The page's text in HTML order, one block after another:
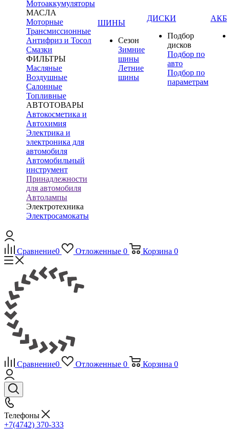
Мотоаккумуляторы
МАСЛА
Моторные
Трансмиссионные
Антифриз и Тосол
Смазки
ФИЛЬТРЫ
Масляные
Воздушные
Салонные
Топливные
АВТОТОВАРЫ
Автокосметика и
Автохимия
Электрика и
электроника для
автомобиля
Автомобильный
инструмент
Принадлежности
для автомобиля
Автолампы
Электротехника
Электросамокаты
ШИНЫ
Сезон
Зимние
шины
Летние
шины
ДИСКИ
Подбор
дисков
Подбор по
авто
Подбор по
параметрам
АКБ
Сравнение0 Отложенные 0 Корзина 0
Сравнение0 Отложенные 0 Корзина 0
Телефоны
+7(4742) 370-333